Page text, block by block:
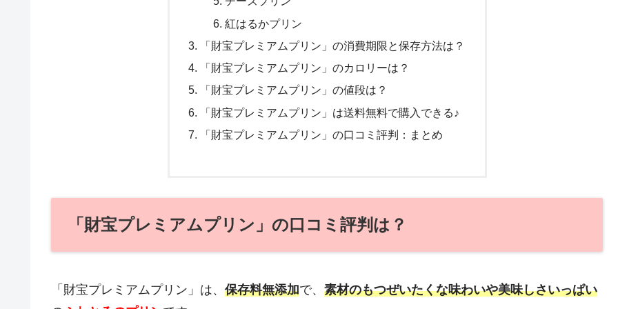
紅はるかプリン
「財宝プレミアムプリン」の消費期限と保存方法は？
「財宝プレミアムプリン」のカロリーは？
「財宝プレミアムプリン」の値段は？
「財宝プレミアムプリン」は送料無料で購入できる♪
「財宝プレミアムプリン」の口コミ評判：まとめ
「財宝プレミアムプリン」の口コミ評判は？
「財宝プレミアムプリン」は、 保存料無添加で、 素材のもつぜいたくな味わいや美味しさいっぱい